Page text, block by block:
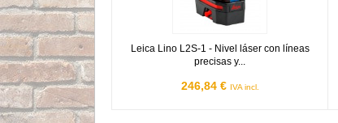
Leica Lino L2S-1 - Nivel láser con líneas
precisas y...
246,84 € IVA incl.